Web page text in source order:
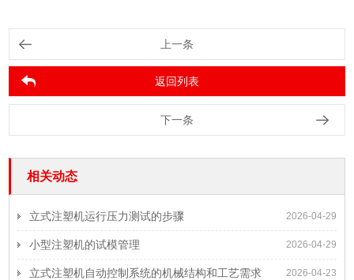
上一条
返回列表
下一条
相关动态
2026-04-29
立式注塑机运行压力测试的步骤
2026-04-29
小型注塑机的试模管理
2026-04-23
立式注塑机自动控制系统的机械结构和工艺需求